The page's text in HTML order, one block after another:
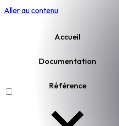
Aller au contenu
Accueil
Documentation
Référence